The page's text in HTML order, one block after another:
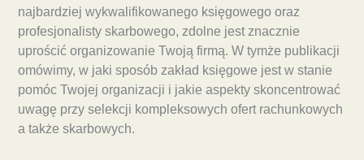
najbardziej wykwalifikowanego księgowego oraz
profesjonalisty skarbowego, zdolne jest znacznie
uprościć organizowanie Twoją firmą. W tymże publikacji
omówimy, w jaki sposób zakład księgowe jest w stanie
pomóc Twojej organizacji i jakie aspekty skoncentrować
uwagę przy selekcji kompleksowych ofert rachunkowych
a także skarbowych.